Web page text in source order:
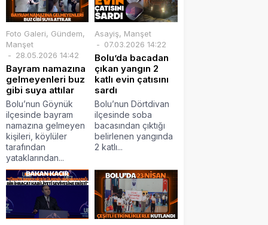
Foto Galeri, Gündem,
Manşet
28.05.2026 14:42
Bayram namazına
gelmeyenleri buz
gibi suya attılar
Bolu’nun Göynük
ilçesinde bayram
namazına gelmeyen
kişileri, köylüler
tarafından
yataklarından...
Asayiş, Manşet
07.03.2026 14:22
Bolu’da bacadan
çıkan yangın 2
katlı evin çatısını
sardı
Bolu’nun Dörtdivan
ilçesinde soba
bacasından çıktığı
belirlenen yangında
2 katlı...